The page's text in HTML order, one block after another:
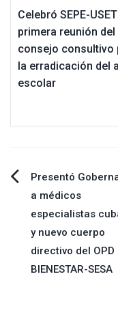
Celebró SEPE-USET
primera reunión del
consejo consultivo
la erradicación del
escolar
Navegación
de
entradas
Presentó
a médicos
especialistas
y nuevo cuerpo
directivo del OPD
BIENESTAR-SESA